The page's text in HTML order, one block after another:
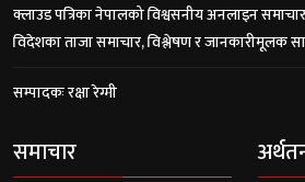
क्लाउड पत्रिका नेपालको विश्वसनीय अनलाइन
विदेशका ताजा समाचार, विश्लेषण र जानकारीमूलक
सम्पादकः रक्षा रेग्मी
समाचार